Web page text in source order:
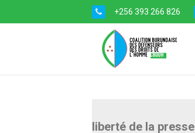
+256 393 266 826
liberté de la presse